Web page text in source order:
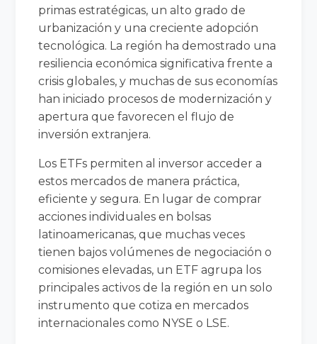
primas estratégicas, un alto grado de
urbanización y una creciente adopción
tecnológica. La región ha demostrado una
resiliencia económica significativa frente a
crisis globales, y muchas de sus economías
han iniciado procesos de modernización y
apertura que favorecen el flujo de
inversión extranjera.
Los ETFs permiten al inversor acceder a
estos mercados de manera práctica,
eficiente y segura. En lugar de comprar
acciones individuales en bolsas
latinoamericanas, que muchas veces
tienen bajos volúmenes de negociación o
comisiones elevadas, un ETF agrupa los
principales activos de la región en un solo
instrumento que cotiza en mercados
internacionales como NYSE o LSE.